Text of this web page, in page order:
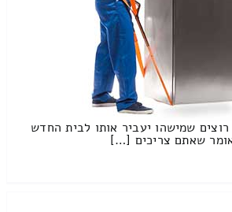
שמישהו יעביר אותו לבית החדש
שאתם צריכים […]